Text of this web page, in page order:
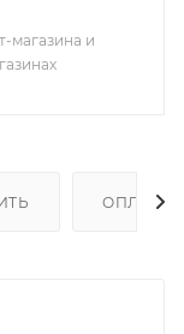
магазина и
ОПЛАТА